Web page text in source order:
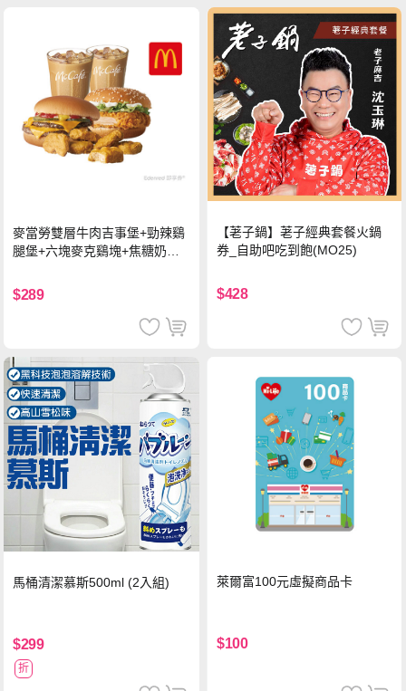
麥當勞雙層牛肉吉事堡+勁辣鷄
腿堡+六塊麥克鷄塊+焦糖奶茶
$289
【荖子鍋】荖子經典套餐火鍋
券_自助吧吃到飽(MO25)
$428
馬桶清潔慕斯500ml (2入組)
$299
折
萊爾富100元虛擬商品卡
$100